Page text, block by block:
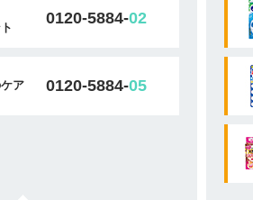
0120-5884-02
ア 0120-5884-05